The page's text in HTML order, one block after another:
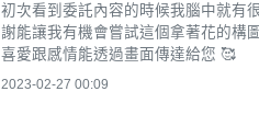
初次看到委託內容的時候我腦中就有
謝能讓我有機會嘗試這個拿著花的構
喜愛跟感情能透過畫面傳達給您 🥰
2023-02-27 00:09